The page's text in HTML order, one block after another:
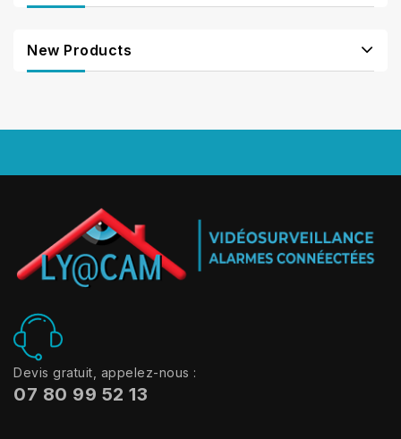
New Products
Devis gratuit, appelez-nous :
07 80 99 52 13